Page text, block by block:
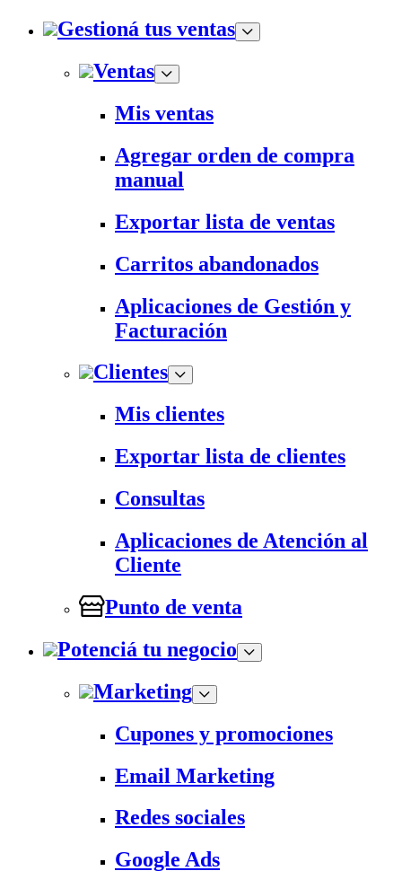
Gestioná tus ventas
Ventas
Mis ventas
Agregar orden de compra
manual
Exportar lista de ventas
Carritos abandonados
Aplicaciones de Gestión y
Facturación
Clientes
Mis clientes
Exportar lista de clientes
Consultas
Aplicaciones de Atención al
Cliente
Punto de venta
Potenciá tu negocio
Marketing
Cupones y promociones
Email Marketing
Redes sociales
Google Ads